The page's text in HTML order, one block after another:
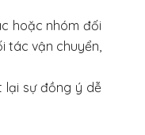
hoặc nhóm đối
tác vận chuyển,
lại sự đồng ý dễ